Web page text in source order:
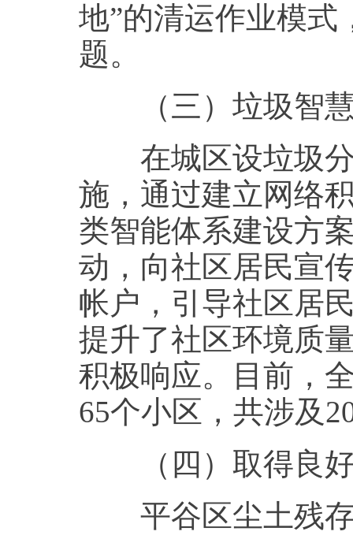
地”的清运作业模
题。
（三）垃圾智慧
在城区设垃圾分
施，通过建立网络
类智能体系建设方
动，向社区居民宣
帐户，引导社区居
提升了社区环境质
积极响应。目前，
65个小区，共涉及
（四）取得良好
平谷区尘土残存